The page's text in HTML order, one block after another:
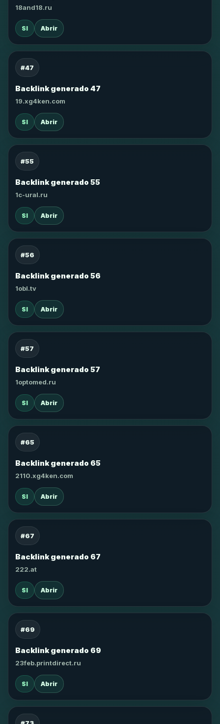
18and18.ru
SI Abrir
#47
Backlink generado 47
19.xg4ken.com
SI Abrir
#55
Backlink generado 55
1c-ural.ru
SI Abrir
#56
Backlink generado 56
1obl.tv
SI Abrir
#57
Backlink generado 57
1optomed.ru
SI Abrir
#65
Backlink generado 65
2110.xg4ken.com
SI Abrir
#67
Backlink generado 67
222.at
SI Abrir
#69
Backlink generado 69
23feb.printdirect.ru
SI Abrir